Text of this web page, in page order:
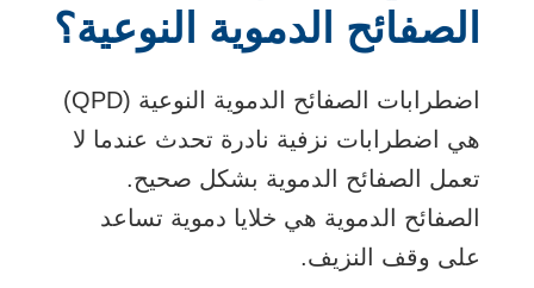
الصفائح الدموية النوعية؟
اضطرابات الصفائح الدموية النوعية (QPD)
هي اضطرابات نزفية نادرة تحدث عندما لا
تعمل الصفائح الدموية بشكل صحيح.
الصفائح الدموية هي خلايا دموية تساعد
على وقف النزيف.